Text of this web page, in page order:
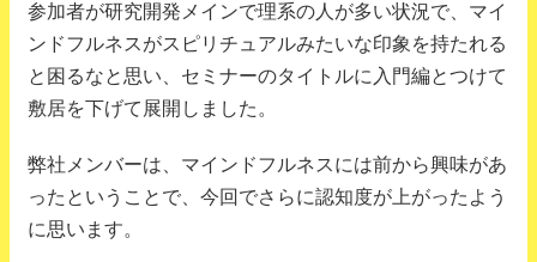
参加者が研究開発メインで理系の人が多い状況で、マイ
ンドフルネスがスピリチュアルみたいな印象を持たれる
と困るなと思い、セミナーのタイトルに入門編とつけて
敷居を下げて展開しました。
弊社メンバーは、マインドフルネスには前から興味があ
ったということで、今回でさらに認知度が上がったよう
に思います。